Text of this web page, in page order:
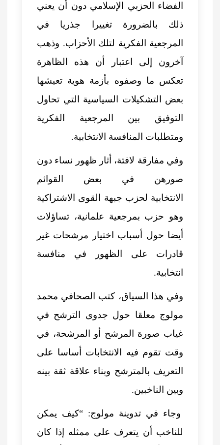
الفضاء الحزبي الإسلامي دون أن يعني
ذلك بالضرورة تغييرا جذريا في
المرجعية الفكرية لتلك الأحزاب. وذهب
آخرون إلى اعتبار أن هذه الظاهرة
تعكس ما وصفوه بأزمة هوية تعيشها
بعض التشكيلات السياسية التي تحاول
التوفيق بين المرجعية الفكرية
ومتطلبات المنافسة الانتخابية.
وفي مفارقة لافتة، أثار ظهور نساء دون
صورهن في بعض
القوائم
الانتخابية لحزب جبهة القوى الاشتراكية
وهو حزب بمرجعية علمانية، تساؤلات
أيضا حول أسباب اختيار مرشحات غير
قادرات على الظهور في منافسة
انتخابية.
وفي هذا السياق، كتب الصحافي محمد
مولوج معلقا حول جدوى الترشح في
غياب صورة المرشح أو المرشحة، في
وقت تقوم فيه الانتخابات أساسا على
التعريف بالمترشح وبناء علاقة ثقة بينه
وبين الناخبين.
وجاء في تدوينة مولوج: “كيف يمكن
للناخب أن يتعرف على ممثله إذا كان